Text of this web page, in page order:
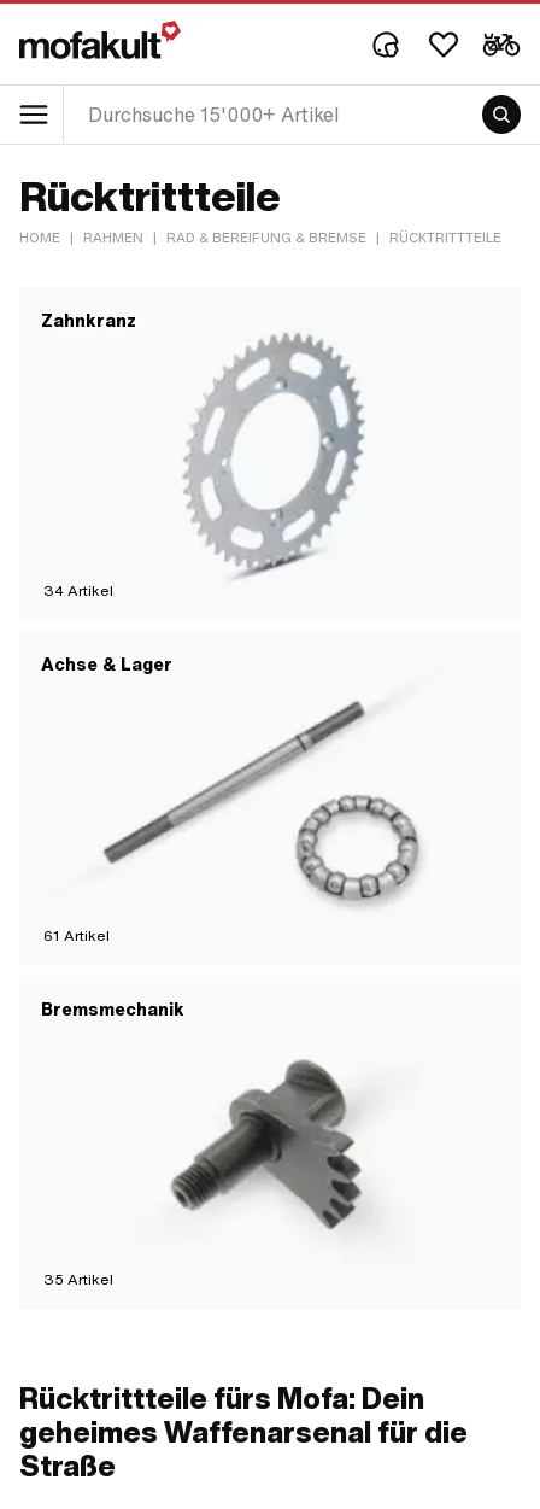
Rücktrittteile
HOME | RAHMEN | RAD & BEREIFUNG & BREMSE | RÜCKTRITTTEILE
Zahnkranz
34Artikel
Achse & Lager
61 Artikel
Bremsmechanik
35 Artikel
Rücktrittteile fürs Mofa: Dein
geheimes Waffenarsenal für die
Straße